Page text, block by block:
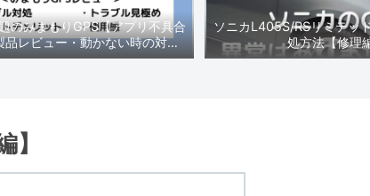
のみまもりGPS【アプリ不具合
品レビュー・動かない時の対処
法】
ソニカL405S/RSリミテッ
処方法【修理